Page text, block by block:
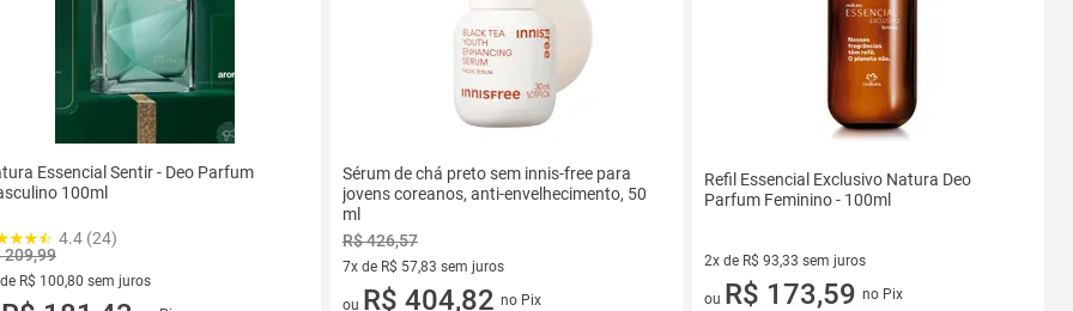
Essencial Sentir - Deo Parfum
100ml
4.4 (24)
209,99
R$ 100,80 sem juros
de R$ 100,80 sem juros
Sérum de chá preto sem innis-free para
jovens coreanos, anti-envelhecimento, 50
ml
R$ 426,57
7x de R$ 57,83 sem juros
7 vez de R$ 57,83 sem juros
ou R$ 404,82 no Pix
Refil Essencial Exclusivo Natura Deo
Parfum Feminino - 100ml
2x de R$ 93,33 sem juros
2 vez de R$ 93,33 sem juros
ou R$ 173,59 no Pix